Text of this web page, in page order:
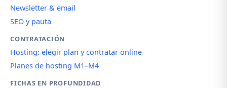
Newsletter & email
SEO y pauta
CONTRATACIÓN
Hosting: elegir plan y contratar online
Planes de hosting M1–M4
FICHAS EN PROFUNDIDAD